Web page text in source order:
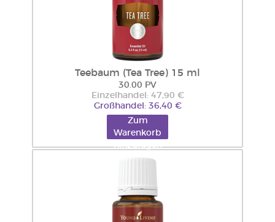
Teebaum (Tea Tree) 15 ml
30.00 PV
Einzelhandel: 47,90 €
Großhandel: 36,40 €
Zum
Warenkorb
hinzufügen